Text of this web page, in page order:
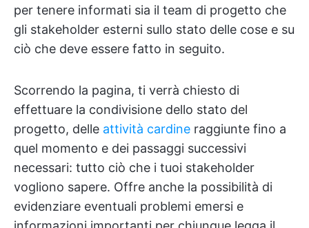
per tenere informati sia il team di progetto che
gli stakeholder esterni sullo stato delle cose e su
ciò che deve essere fatto in seguito.
Scorrendo la pagina, ti verrà chiesto di
effettuare la condivisione dello stato del
progetto, delle attività cardine raggiunte fino a
quel momento e dei passaggi successivi
necessari: tutto ciò che i tuoi stakeholder
vogliono sapere. Offre anche la possibilità di
evidenziare eventuali problemi emersi e